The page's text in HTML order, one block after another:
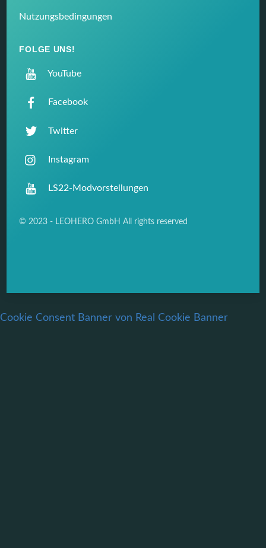
Nutzungsbedingungen
FOLGE UNS!
YouTube
Facebook
Twitter
Instagram
LS22-Modvorstellungen
© 2023 - LEOHERO GmbH All rights reserved
Cookie Consent Banner von Real Cookie Banner